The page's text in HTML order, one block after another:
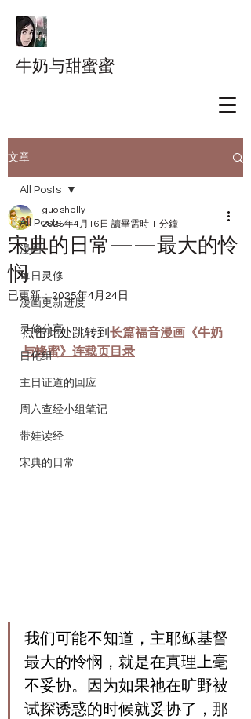
牛奶与甜蜜蜜
文章
All Posts
漫画
每日灵修
漫画更新进度
灵修分享
日化组
主日证道的回应
周六查经小组笔记
带娃读经
宋典的日常
All Posts
宋典的日常——最大的怜
悯
guo shelly
2025年4月16日 讀畢需時 1 分鐘
已更新：2025年4月24日
点击此处跳转到 长篇福音漫画《牛奶
与蜂蜜》连载页目录
我们可能不知道，主耶稣基督
最大的怜悯，就是在真理上毫
不妥协。因为如果祂在旷野被
试探诱惑的时候就妥协了，那